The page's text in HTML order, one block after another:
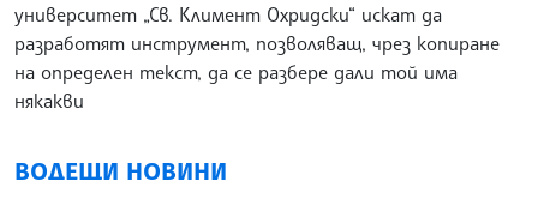
университет „Св. Климент Охридски“ искат да
разработят инструмент, позволяващ, чрез копиране
на определен текст, да се разбере дали той има
някакви
ВОДЕЩИ НОВИНИ